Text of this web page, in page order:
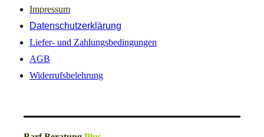
Impressum
Datenschutzerklärung
Liefer- und Zahlungsbedingungen
AGB
Widerrufsbelehrung